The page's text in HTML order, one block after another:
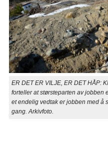
ER DET ER VILJE, ER DET HÅP:
forteller at størsteparten av jobben
et endelig vedtak er jobben med å
gang. Arkivfoto.